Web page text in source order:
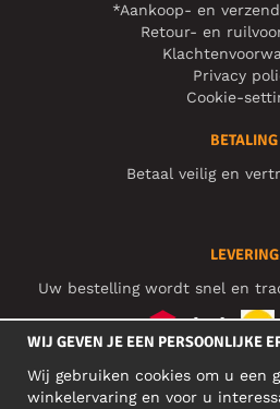
*Aankoop- en
Retour- en
Privacy
Cookie-
BETALING
Betaal veilig en
LEVERING
Uw bestelling wordt snel en
SOCIAL
WIJ GEVEN JE EEN PERSOONLIJKE
Wij gebruiken cookies om u een
winkelervaring en voor u